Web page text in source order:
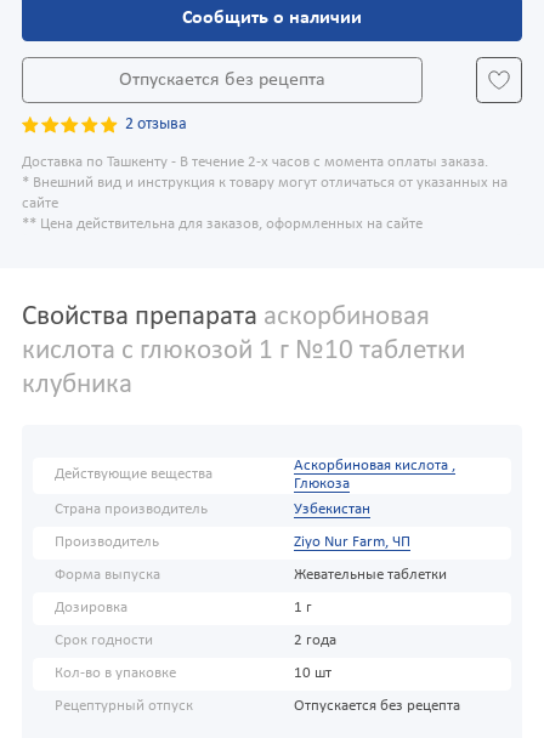
Сообщить о наличии
Отпускается без рецепта
2 отзыва
Доставка по Ташкенту - В течение 2-х часов с момента оплаты заказа.
* Внешний вид и инструкция к товару могут отличаться от указанных на
сайте
** Цена действительна для заказов, оформленных на сайте
Свойства препарата аскорбиновая
кислота с глюкозой 1 г №10 таблетки
клубника
Действующие вещества
Аскорбиновая кислота ,
Глюкоза
Страна производитель
Узбекистан
Производитель Ziyo Nur Farm, ЧП
Форма выпуска Жевательные таблетки
Дозировка 1 г
Срок годности 2 года
Кол-во в упаковке 10 шт
Рецептурный отпуск Отпускается без рецепта